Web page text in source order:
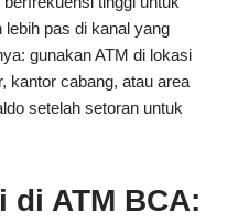
pas di kanal yang
gunakan ATM di lokasi
kantor cabang, atau area
setelah setoran untuk
di ATM BCA: